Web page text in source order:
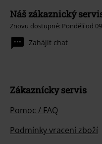
Náš zákaznický
Znovu dostupné: Pondělí od
Zahájit chat
Zákaznícky servis
Pomoc / FAQ
Podmínky vracení zboží